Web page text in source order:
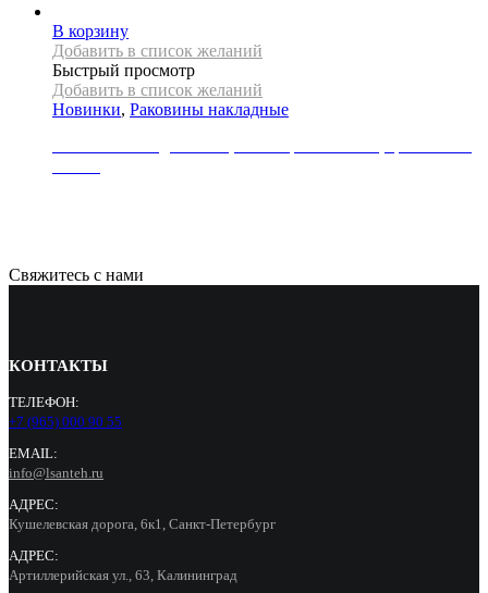
В корзину
Добавить в список желаний
Быстрый просмотр
Добавить в список желаний
Новинки, Раковины накладные
Свяжитесь с нами
КОНТАКТЫ
ТЕЛЕФОН:
+7 (965) 000 90 55
EMAIL:
info@lsanteh.ru
АДРЕС:
Кушелевская дорога, 6к1, Санкт-Петербург
АДРЕС:
Артиллерийская ул., 63, Калининград